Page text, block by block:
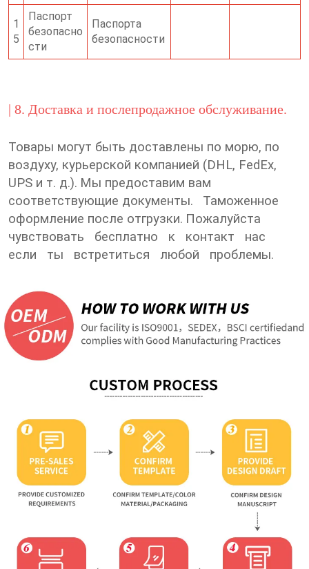
1
5
Паспорт
безопасно
сти
Паспорта
безопасности
| 8. Доставка и послепродажное обслуживание.
Товары могут быть доставлены по морю, по
воздуху, курьерской компанией (DHL, FedEx,
UPS и т. д.). Мы предоставим вам
соответствующие документы.
Таможенное
оформление после отгрузки. Пожалуйста
чувствовать бесплатно к контакт нас
если ты встретиться любой проблемы.